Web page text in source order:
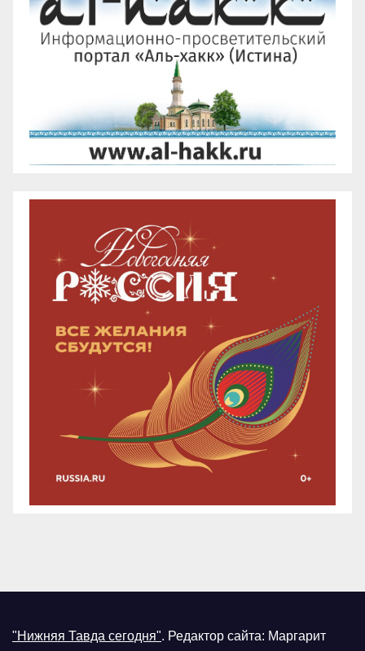
"Нижняя Тавда сегодня". Редактор сайта: Маргарит